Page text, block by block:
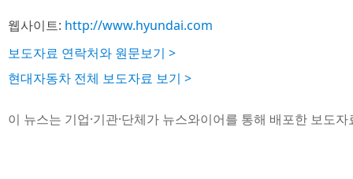
웹사이트: http://www.hyundai.com
보도자료 연락처와 원문보기 >
현대자동차 전체 보도자료 보기 >
이 뉴스는 기업·기관·단체가 뉴스와이어를 통해 배포한 보도